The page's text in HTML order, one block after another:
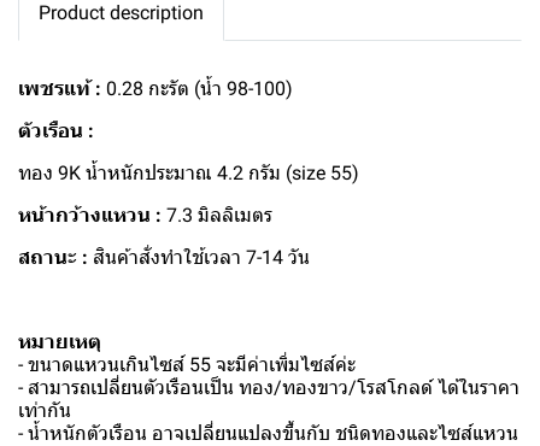
Product description
เพชรแท้ : 0.28 กะรัต (น้ำ 98-100)
ตัวเรือน :
ทอง 9K น้ำหนักประมาณ 4.2 กรัม (size 55)
หน้ากว้างแหวน : 7.3 มิลลิเมตร
สถานะ : สินค้าสั่งทำใช้เวลา 7-14 วัน
หมายเหตุ
- ขนาดแหวนเกินไซส์ 55 จะมีค่าเพิ่มไซส์ค่ะ
- สามารถเปลี่ยนตัวเรือนเป็น ทอง/ทองขาว/โรสโกลด์ ได้ในราคา
เท่ากัน
- น้ำหนักตัวเรือน อาจเปลี่ยนแปลงขึ้นกับ ชนิดทองและไซส์แหวน